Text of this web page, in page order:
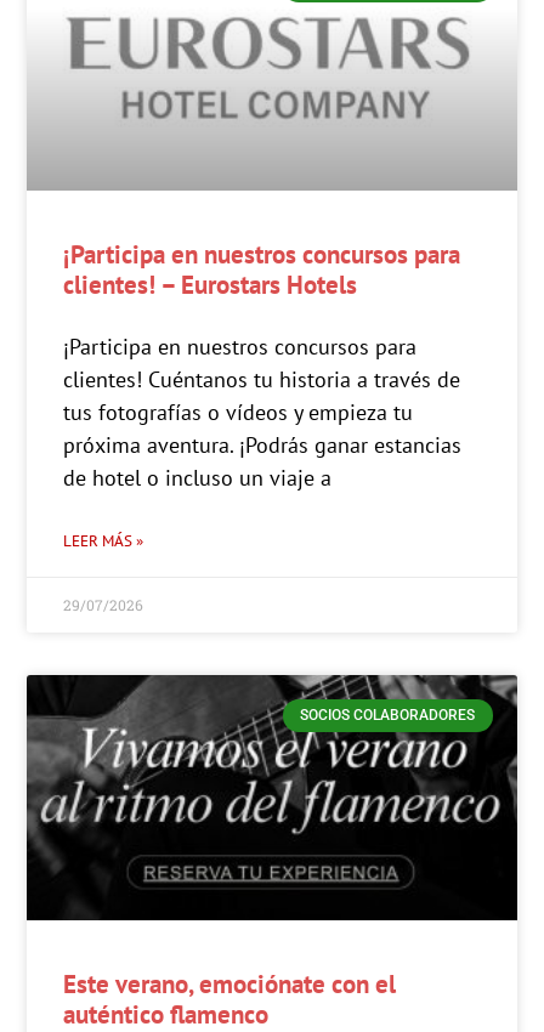
¡Participa en nuestros concursos para
clientes! – Eurostars Hotels
¡Participa en nuestros concursos para
clientes! Cuéntanos tu historia a través de
tus fotografías o vídeos y empieza tu
próxima aventura. ¡Podrás ganar estancias
de hotel o incluso un viaje a
LEER MÁS »
29/07/2026
SOCIOS COLABORADORES
Este verano, emociónate con el
auténtico flamenco